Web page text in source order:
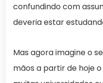
confundindo com
deveria estar
Mas agora imagine o
mãos a partir de hoje